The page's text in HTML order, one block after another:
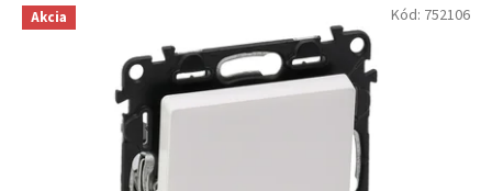
Akcia Kód: 752106